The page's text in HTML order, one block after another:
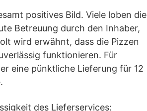
positives Bild. Viele loben die
Betreuung durch den Inhaber,
wird erwähnt, dass die Pizzen
funktionieren. Für
eine pünktliche Lieferung für 12
des Lieferservices: